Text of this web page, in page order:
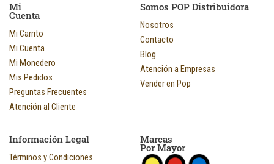
Mi
Cuenta
Mi Carrito
Mi Cuenta
Mi Monedero
Mis Pedidos
Preguntas Frecuentes
Atención al Cliente
Somos POP Distribuidora
Nosotros
Contacto
Blog
Atención a Empresas
Vender en Pop
Información Legal
Términos y Condiciones
Marcas
Por Mayor